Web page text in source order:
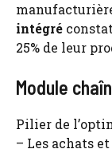
intégré
25% de leur
Module
Pilier de
– Les achats